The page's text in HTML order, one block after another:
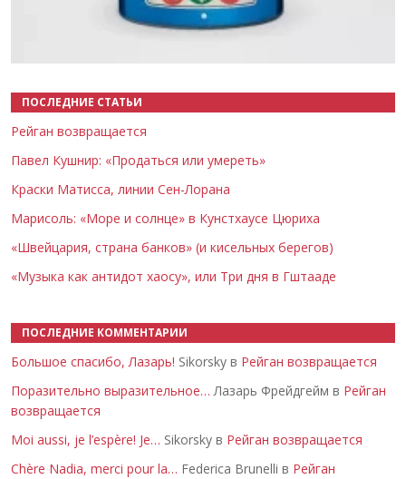
ПОСЛЕДНИЕ СТАТЬИ
Рейган возвращается
Павел Кушнир: «Продаться или умереть»
Краски Матисса, линии Сен-Лорана
Марисоль: «Море и солнце» в Кунстхаусе Цюриха
«Швейцария, страна банков» (и кисельных берегов)
«Музыка как антидот хаосу», или Три дня в Гштааде
ПОСЛЕДНИЕ КОММЕНТАРИИ
Большое спасибо, Лазарь! Sikorsky в Рейган возвращается
Поразительно выразительное… Лазарь Фрейдгейм в Рейган
возвращается
Moi aussi, je l’espère! Je… Sikorsky в Рейган возвращается
Chère Nadia, merci pour la… Federica Brunelli в Рейган